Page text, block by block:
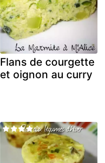
Flans de courgette
et oignon au curry